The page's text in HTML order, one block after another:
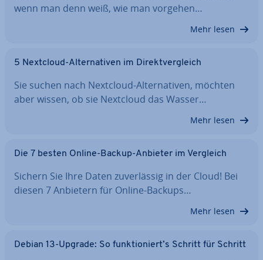
wenn man denn weiß, wie man vorgehen…
Mehr lesen
5 Nextcloud-Al­ter­na­ti­ven im Di­rekt­ver­gleich
Sie suchen nach Nextcloud-Al­ter­na­ti­ven, möchten
aber wissen, ob sie Nextcloud das Wasser…
Mehr lesen
Die 7 besten Online-Backup-Anbieter im Vergleich
Sichern Sie Ihre Daten zu­ver­läs­sig in der Cloud! Bei
diesen 7 Anbietern für Online-Backups…
Mehr lesen
Debian 13-Upgrade: So funk­tio­niert’s Schritt für Schritt